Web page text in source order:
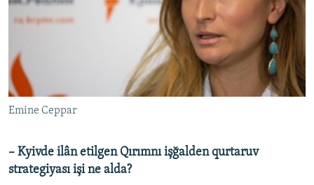
Emine Ceppar
– Kyivde ilân etilgen Qırımnı işğalden qurtaruv
strategiyası işi ne alda?